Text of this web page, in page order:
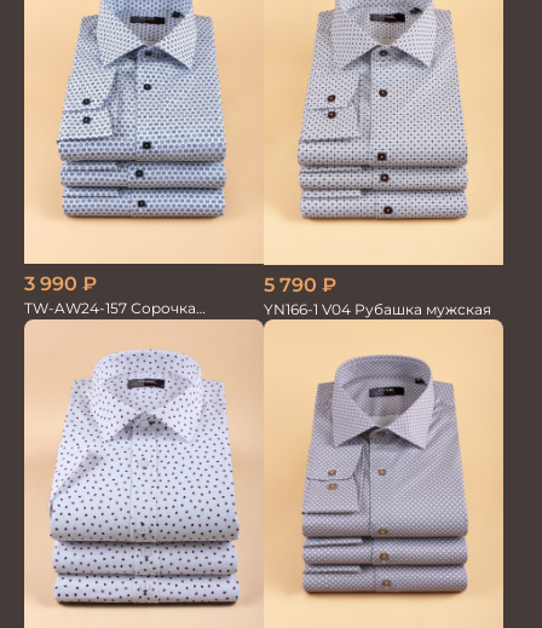
3 990 ₽
TW-AW24-157 Сорочка
мужская
5 790 ₽
YN166-1 V04 Рубашка мужская